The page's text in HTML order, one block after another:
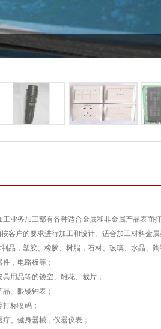
务加工部有各种适合金属和非金属产品表面
客户的要求进行加工和设计。适合加工材料金
品，塑胶、橡胶、树脂，石材、玻璃、水晶、
，电路板等；
用品等的镂空、雕花、裁片；
、眼镜钟表；
标喷码；
、健身器械，仪器仪表；